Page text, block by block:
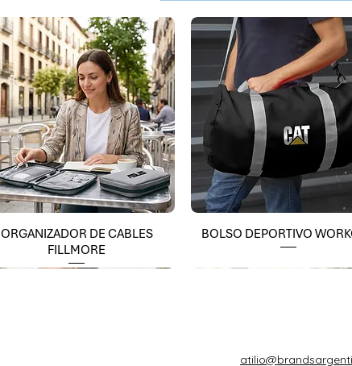
ORGANIZADOR DE CABLES
FILLMORE
BOLSO DEPORTIVO